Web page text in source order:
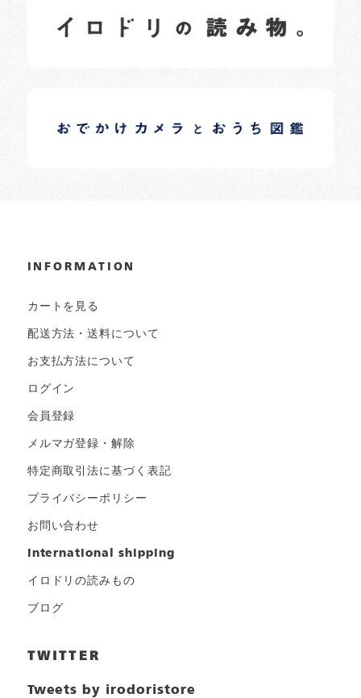
日常の様子など随時更新中です。
日常の様子など随時更新中です。
INFORMATION
カートを見る
配送方法・送料について
お支払方法について
ログイン
会員登録
メルマガ登録・解除
特定商取引法に基づく表記
プライバシーポリシー
お問い合わせ
international shipping
イロドリの読みもの
ブログ
TWITTER
Tweets by irodoristore